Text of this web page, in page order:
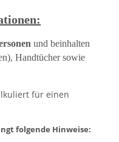
und beinhalten
Handtücher sowie
für einen
folgende Hinweise: